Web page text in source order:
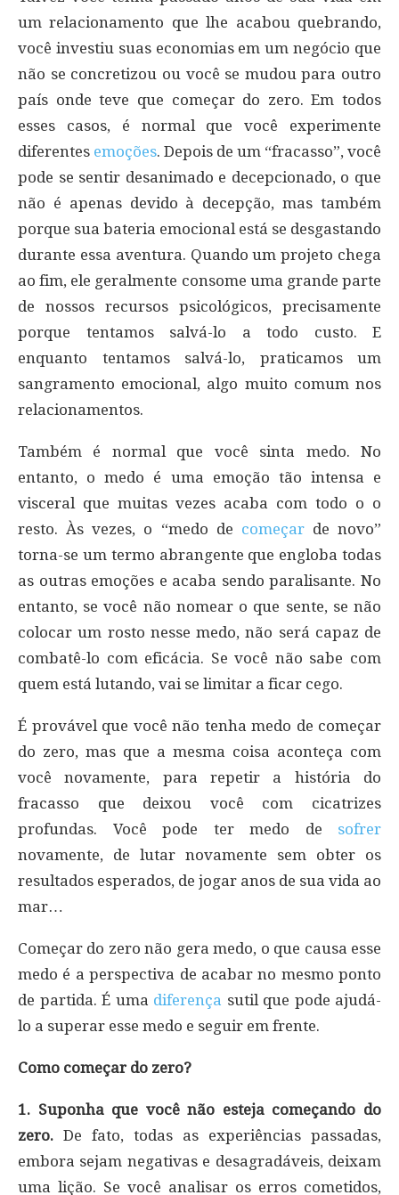
um relacionamento que lhe acabou quebrando,
você investiu suas economias em um negócio que
não se concretizou ou você se mudou para outro
país onde teve que começar do zero. Em todos
esses casos, é normal que você experimente
diferentes emoções. Depois de um “fracasso”, você
pode se sentir desanimado e decepcionado, o que
não é apenas devido à decepção, mas também
porque sua bateria emocional está se desgastando
durante essa aventura. Quando um projeto chega
ao fim, ele geralmente consome uma grande parte
de nossos recursos psicológicos, precisamente
porque tentamos salvá-lo a todo custo. E
enquanto tentamos salvá-lo, praticamos um
sangramento emocional, algo muito comum nos
relacionamentos.
Também é normal que você sinta medo. No
entanto, o medo é uma emoção tão intensa e
visceral que muitas vezes acaba com todo o o
resto. Às vezes, o “medo de começarde novo”
torna-se um termo abrangente que engloba todas
as outras emoções e acaba sendo paralisante. No
entanto, se você não nomear o que sente, se não
colocar um rosto nesse medo, não será capaz de
combatê-lo com eficácia. Se você não sabe com
quem está lutando, vai se limitar a ficar cego.
É provável que você não tenha medo de começar
do zero, mas que a mesma coisa aconteça com
você novamente, para repetir a história do
fracasso que deixou você com cicatrizes
profundas. Você pode ter medo de sofrer
novamente, de lutar novamente sem obter os
resultados esperados, de jogar anos de sua vida ao
mar…
Começar do zero não gera medo, o que causa esse
medo é a perspectiva de acabar no mesmo ponto
de partida. É uma diferença sutil que pode ajudá-
lo a superar esse medo e seguir em frente.
Como começar do zero?
1. Suponha que você não esteja começando do
zero. De fato, todas as experiências passadas,
embora sejam negativas e desagradáveis, deixam
uma lição. Se você analisar os erros cometidos,